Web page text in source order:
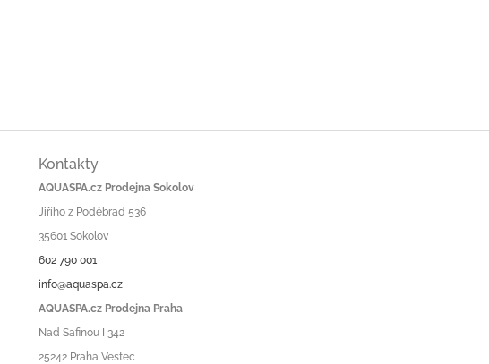
Kontakty
AQUASPA.cz Prodejna Sokolov
Jiřího z Poděbrad 536
35601 Sokolov
602 790 001
info@aquaspa.cz
AQUASPA.cz Prodejna Praha
Nad Safinou I 342
25242 Praha Vestec